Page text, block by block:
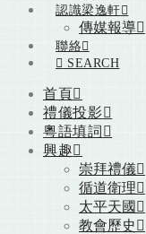
認識梁逸軒
傳媒報導
聯絡
SEARCH
首頁
禮儀投影
粵語填詞
興趣
崇拜禮儀
循道衛理
太平天國
教會歷史